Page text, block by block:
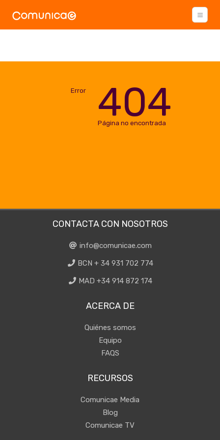
Error 404
Página no encontrada
CONTACTA CON NOSOTROS
info@comunicae.com
BCN + 34 931 702 774
MAD +34 914 872 174
ACERCA DE
Quiénes somos
Equipo
FAQS
RECURSOS
Comunicae Media
Blog
Comunicae TV